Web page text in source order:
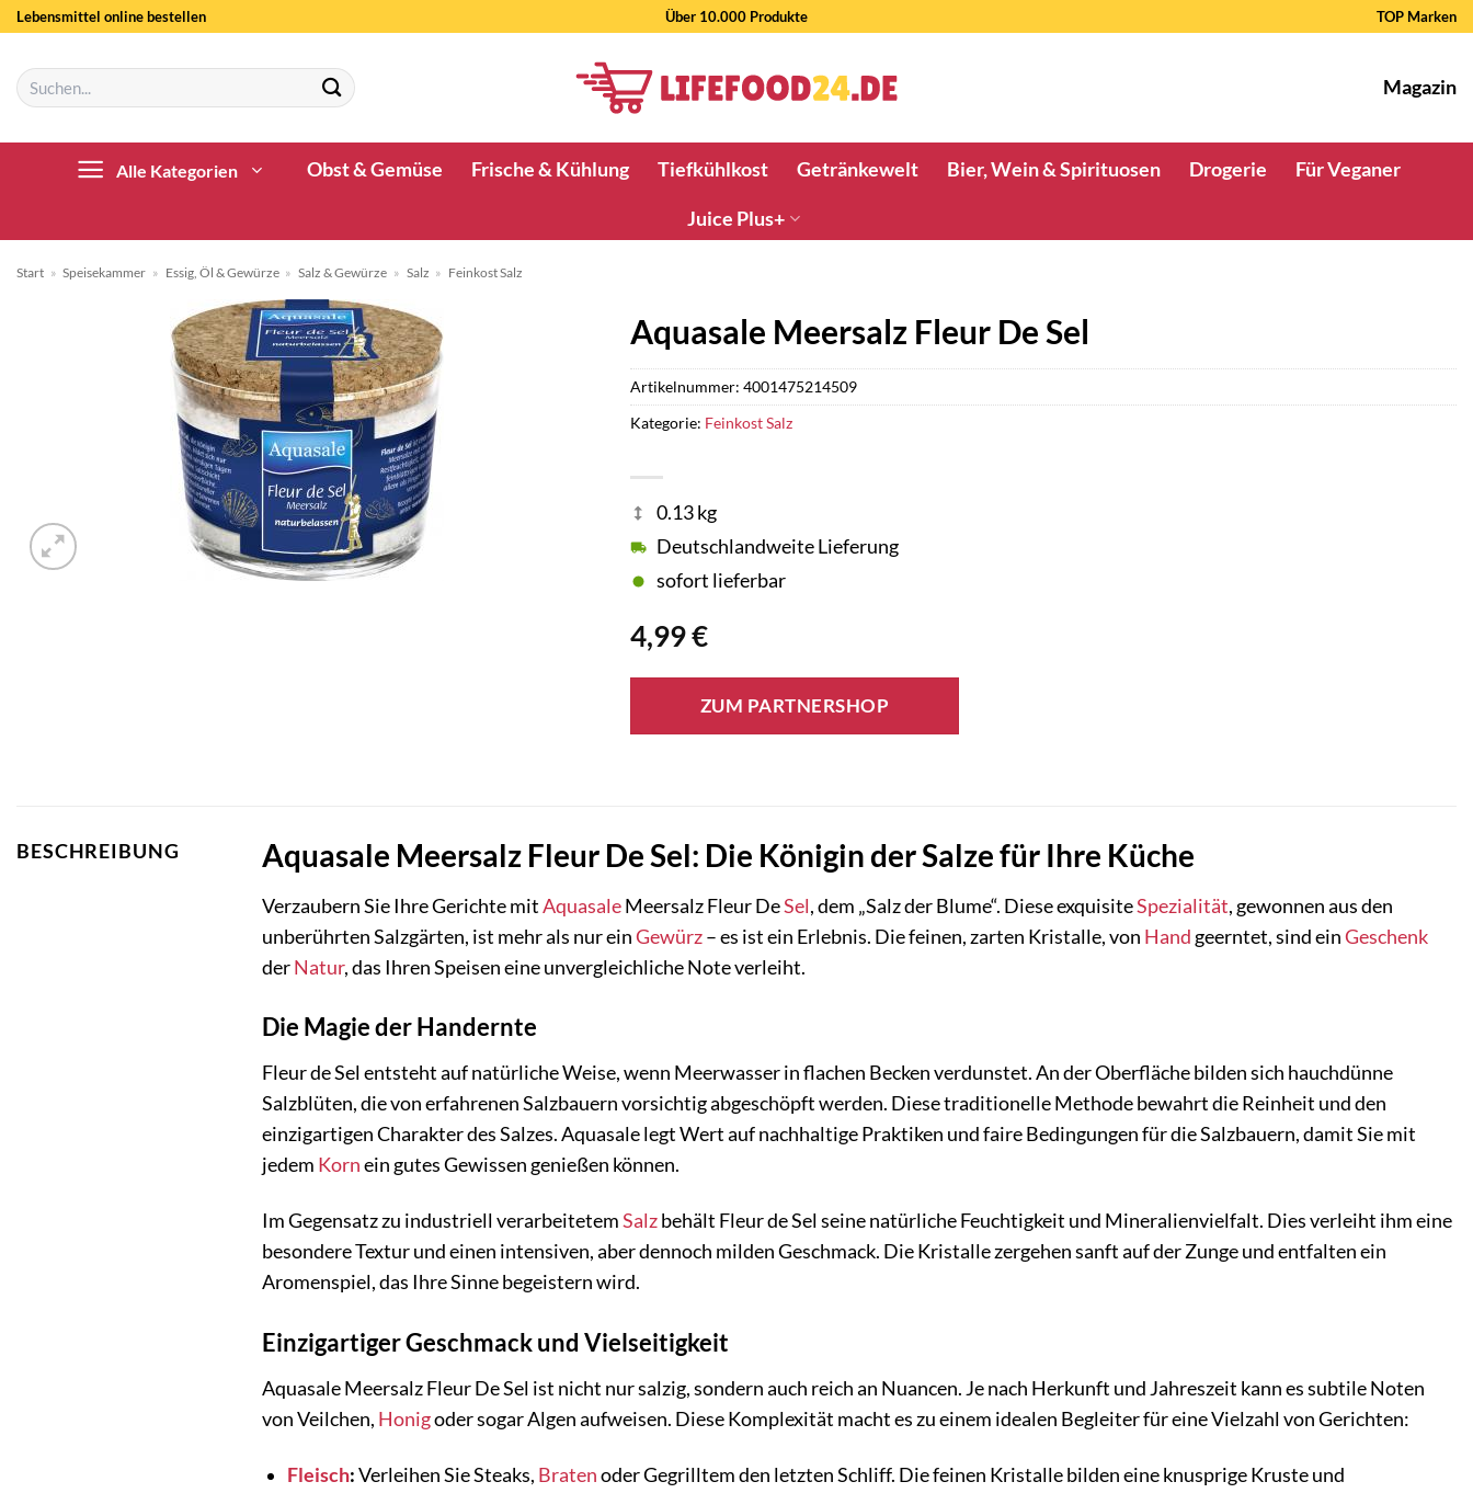
Zum
springen
Lebensmittel online bestellen Über 10.000 Produkte TOP Marken
Suchen
nach:
Magazin
Alle Kategorien Obst & Gemüse Frische & Kühlung Tiefkühlkost Getränkewelt Bier, Wein & Spirituosen Drogerie Für Veganer
Juice Plus+
Start » Speisekammer » Essig, Öl & Gewürze » Salz & Gewürze » Salz » Feinkost Salz
Aquasale Meersalz Fleur De Sel
4,99€
0.13 kg
Deutschlandweite Lieferung
sofort lieferbar
ZUM PARTNERSHOP
Artikelnummer: 4001475214509
Kategorie: Feinkost Salz
BESCHREIBUNG Aquasale Meersalz Fleur De Sel: Die Königin der Salze für Ihre Küche
Verzaubern Sie Ihre Gerichte mitAquasaleMeersalz Fleur DeSel, dem „Salz der Blume“. Diese exquisiteSpezialität, gewonnen aus den
unberührten Salzgärten, ist mehr als nur einGewürz– es ist ein Erlebnis. Die feinen, zarten Kristalle, von Hand geerntet, sind einGeschenk
derNatur, das Ihren Speisen eine unvergleichliche Note verleiht.
Die Magie der Handernte
Fleur de Sel entsteht auf natürliche Weise, wenn Meerwasser in flachen Becken verdunstet. An der Oberfläche bilden sich hauchdünne
Salzblüten, die von erfahrenen Salzbauern vorsichtig abgeschöpft werden. Diese traditionelle Methode bewahrt die Reinheit und den
einzigartigen Charakter des Salzes. Aquasale legt Wert auf nachhaltige Praktiken und faire Bedingungen für die Salzbauern, damit Sie mit
jedem Kornein gutes Gewissen genießen können.
Im Gegensatz zu industriell verarbeitetemSalzbehält Fleur de Sel seine natürliche Feuchtigkeit und Mineralienvielfalt. Dies verleiht ihm eine
besondere Textur und einen intensiven, aber dennoch milden Geschmack. Die Kristalle zergehen sanft auf der Zunge und entfalten ein
Aromenspiel, das Ihre Sinne begeistern wird.
Einzigartiger Geschmack und Vielseitigkeit
Aquasale Meersalz Fleur De Sel ist nicht nur salzig, sondern auch reich an Nuancen. Je nach Herkunft und Jahreszeit kann es subtile Noten
von Veilchen, Honigoder sogar Algen aufweisen. Diese Komplexität macht es zu einem idealen Begleiter für eine Vielzahl von Gerichten:
Fleisch:Verleihen Sie Steaks, Bratenoder Gegrilltem den letzten Schliff. Die feinen Kristalle bilden eine knusprige Kruste und